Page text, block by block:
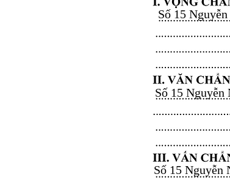
Số 15
Số 15
Số 15